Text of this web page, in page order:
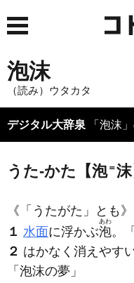
泡沫
（読み）ウタカタ
デジタル大辞泉 「泡沫
うた‐かた【泡 ＝沫
《「うたがた」とも》
１ 水面に浮かぶ泡
あわ
。「
２ はかなく消えやす
「 泡沫の夢」